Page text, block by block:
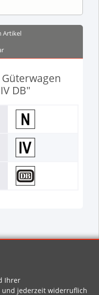
Artikel
DB"
Ihrer
und jederzeit widerruflich